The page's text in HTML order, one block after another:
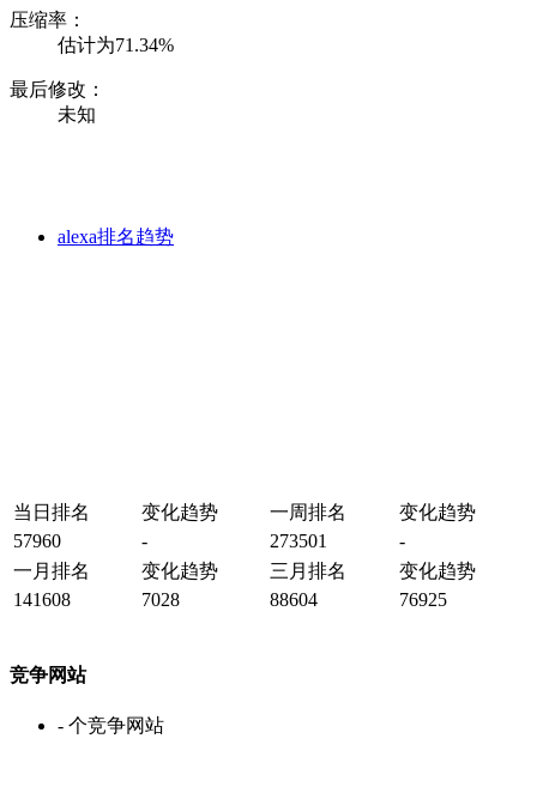
压缩率：
估计为71.34%
最后修改：
未知
alexa排名趋势
当日排名 变化趋势 一周排名
变化趋势
57960
- 273501
-
一月排名
变化趋势 三月排名
变化趋势
141608
7028 88604 76925
竞争网站
- 个竞争网站